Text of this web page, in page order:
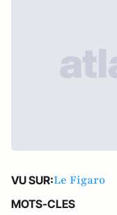
VU SUR:Le Figaro
MOTS-CLES